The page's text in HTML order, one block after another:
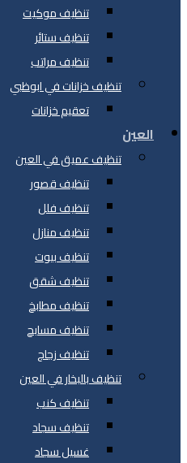
تنظيف موكيت
تنظيف ستائر
تنظيف مراتب
تنظيف خزانات في ابوظبي
تعقيم خزانات
العين
تنظيف عميق في العين
تنظيف قصور
تنظيف فلل
تنظيف منازل
تنظيف بيوت
تنظيف شقق
تنظيف مطابخ
تنظيف مسابح
تنظيف زجاج
تنظيف بالبخار في العين
تنظيف كنب
تنظيف سجاد
غسيل سجاد